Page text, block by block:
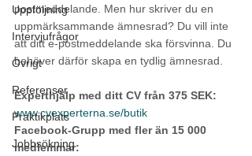
Uppföljning
Intervjufrågor
Övrigt
Referenser
Praktikplats
Jobbsökning
postmeddelande. Men hur skriver du en
uppmärksammande ämnesrad? Du vill inte
att ditt e-postmeddelande ska försvinna. Du
behöver därför skapa en tydlig ämnesrad.
Experthjälp med ditt CV från 375 SEK:
www.cvexperterna.se/butik
Facebook-Grupp med fler än 15 000
medlemmar: